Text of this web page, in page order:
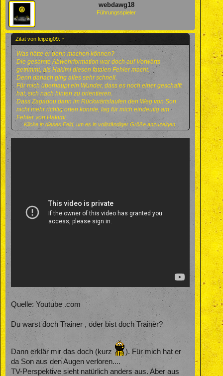
webdawg18
Führungsspieler
Zitat von leipzig09: ↑
Was hätte er denn machen können?
Die gesamte Abwehrformation war doch auf Vorwärts
getrimmt, als Hakimi diesen fatalen Fehler macht.
Denn danach ging alles sehr schnell.
Für mich überhaupt ein Wunder, dass es noch einer geschafft
hat, sich nach hinten zu orientieren.
Dass Zagadou dann im Rückwärtslaufen den Weg von Son
nicht mehr richtig orten konnte, lag für mich eindeutig am
Fehler von Hakimi.
Aber wenn Du das anders siehst, ist das auch ok.
Klicke in dieses Feld, um es in vollständiger Größe anzuzeigen.
Quelle: Youtube .com
Du warst doch Trainer , oder bist doch Trainer?
Dann erklär mir das doch (kurz
). Für mich hat er
da Son aus den Augen verloren....
TV-Perspektive sieht natürlich anders aus. Aber aus